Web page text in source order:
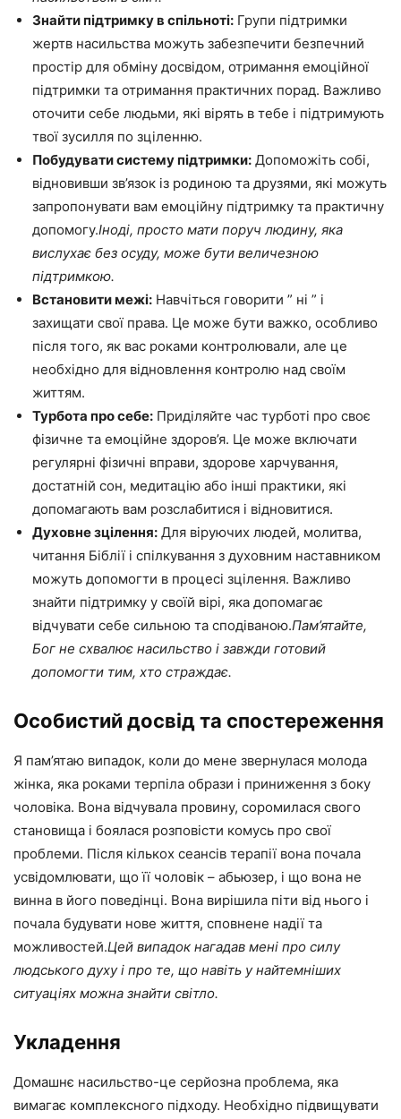
Знайти підтримку в спільноті: Групи підтримки
жертв насильства можуть забезпечити безпечний
простір для обміну досвідом, отримання емоційної
підтримки та отримання практичних порад. Важливо
оточити себе людьми, які вірять в тебе і підтримують
твої зусилля по зціленню.
Побудувати систему підтримки: Допоможіть собі,
відновивши зв’язок із родиною та друзями, які можуть
запропонувати вам емоційну підтримку та практичну
допомогу.Іноді, просто мати поруч людину, яка
вислухає без осуду, може бути величезною
підтримкою.
Встановити межі: Навчіться говорити ” ні ” і
захищати свої права. Це може бути важко, особливо
після того, як вас роками контролювали, але це
необхідно для відновлення контролю над своїм
життям.
Турбота про себе: Приділяйте час турботі про своє
фізичне та емоційне здоров’я. Це може включати
регулярні фізичні вправи, здорове харчування,
достатній сон, медитацію або інші практики, які
допомагають вам розслабитися і відновитися.
Духовне зцілення: Для віруючих людей, молитва,
читання Біблії і спілкування з духовним наставником
можуть допомогти в процесі зцілення. Важливо
знайти підтримку у своїй вірі, яка допомагає
відчувати себе сильною та сподіваною.Пам’ятайте,
Бог не схвалює насильство і завжди готовий
допомогти тим, хто страждає.
Особистий досвід та спостереження
Я пам’ятаю випадок, коли до мене звернулася молода
жінка, яка роками терпіла образи і приниження з боку
чоловіка. Вона відчувала провину, соромилася свого
становища і боялася розповісти комусь про свої
проблеми. Після кількох сеансів терапії вона почала
усвідомлювати, що її чоловік – абьюзер, і що вона не
винна в його поведінці. Вона вирішила піти від нього і
почала будувати нове життя, сповнене надії та
можливостей.Цей випадок нагадав мені про силу
людського духу і про те, що навіть у найтемніших
ситуаціях можна знайти світло.
Укладення
Домашнє насильство-це серйозна проблема, яка
вимагає комплексного підходу. Необхідно підвищувати